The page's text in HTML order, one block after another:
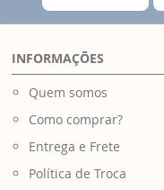
INFORMAÇÕES
Quem somos
Como comprar?
Entrega e Frete
Política de Troca